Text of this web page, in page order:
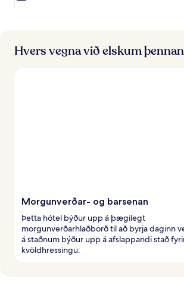
Hvers vegna við elskum
Morgunverðar- og barsenan
Þetta hótel býður upp á þægilegt
morgunverðarhlaðborð til að byrja daginn
á staðnum býður upp á afslappandi stað
kvöldhressingu.